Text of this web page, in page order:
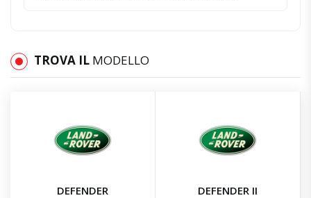
TROVA IL MODELLO
DEFENDER DEFENDER II